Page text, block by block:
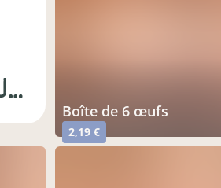
earl des bords de l'eure
boîte de 6 œufs
2,19 €